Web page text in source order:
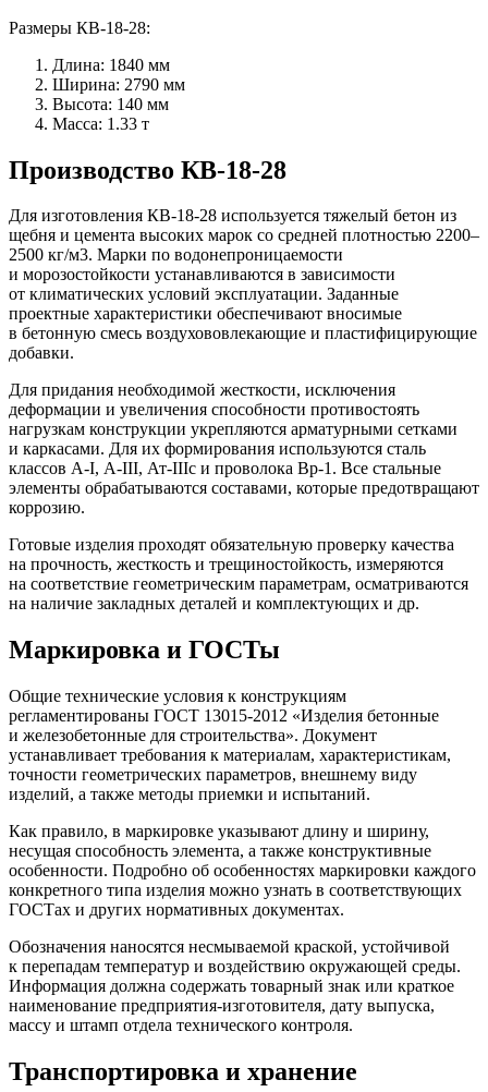
Размеры КВ-18-28:
Длина: 1840 мм
Ширина: 2790 мм
Высота: 140 мм
Масса: 1.33 т
Производство КВ-18-28
Для изготовления КВ-18-28 используется тяжелый бетон из
щебня и цемента высоких марок со средней плотностью 2200–
2500 кг/м3. Марки по водонепроницаемости
и морозостойкости устанавливаются в зависимости
от климатических условий эксплуатации. Заданные
проектные характеристики обеспечивают вносимые
в бетонную смесь воздухововлекающие и пластифицирующие
добавки.
Для придания необходимой жесткости, исключения
деформации и увеличения способности противостоять
нагрузкам конструкции укрепляются арматурными сетками
и каркасами. Для их формирования используются сталь
классов А-I, А-III, Ат-IIIc и проволока Вр-1. Все стальные
элементы обрабатываются составами, которые предотвращают
коррозию.
Готовые изделия проходят обязательную проверку качества
на прочность, жесткость и трещиностойкость, измеряются
на соответствие геометрическим параметрам, осматриваются
на наличие закладных деталей и комплектующих и др.
Маркировка и ГОСТы
Общие технические условия к конструкциям
регламентированы ГОСТ 13015-2012 «Изделия бетонные
и железобетонные для строительства». Документ
устанавливает требования к материалам, характеристикам,
точности геометрических параметров, внешнему виду
изделий, а также методы приемки и испытаний.
Как правило, в маркировке указывают длину и ширину,
несущая способность элемента, а также конструктивные
особенности. Подробно об особенностях маркировки каждого
конкретного типа изделия можно узнать в соответствующих
ГОСТах и других нормативных документах.
Обозначения наносятся несмываемой краской, устойчивой
к перепадам температур и воздействию окружающей среды.
Информация должна содержать товарный знак или краткое
наименование предприятия-изготовителя, дату выпуска,
массу и штамп отдела технического контроля.
Транспортировка и хранение